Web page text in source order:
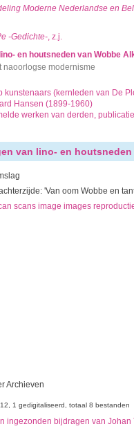
Moderne Nederlandse en
-Gedichte-, z.j.
en houtsneden van Wobbe
naoorlogse modernisme
kunstenaars (kernleden van De
Hansen (1899-1960)
werken van derden,
van lino- en houtsneden
'Van oom Wobbe en
scans image images
Archieven
1 gedigitaliseerd totaal 8 bestanden
ingezonden bijdragen van